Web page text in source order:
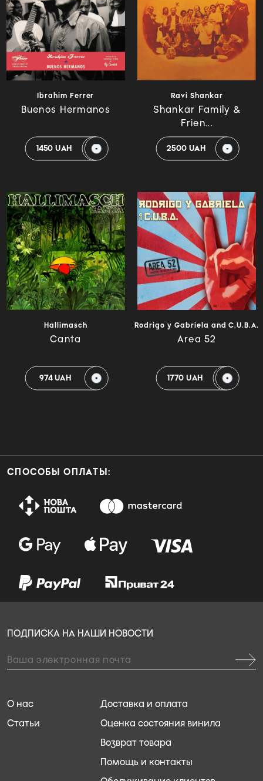
Ibrahim Ferrer
Buenos Hermanos
1450 UAH
Ravi Shankar
Shankar Family &
Frien...
2500 UAH
Hallimasch
Canta
974 UAH
Rodrigo y Gabriela and C.U.B.A.
Area 52
1770 UAH
СПОСОБЫ ОПЛАТЫ:
Доставка и оплата
Оценка состояния винила
Возврат товара
Помощь и контакты
О нас
Статьи
ПОДПИСКА НА НАШИ НОВОСТИ